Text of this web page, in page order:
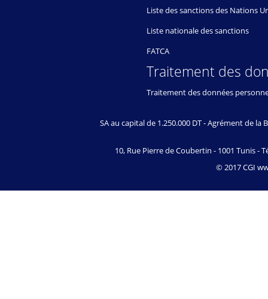
Liste des sanctions des Nations
Liste nationale des sanctions
FATCA
Traitement des
Traitement des données
SA au capital de 1.250.000 DT - Agrément de la
10, Rue Pierre de Coubertin - 1001 Tunis -
© 2017 CGI